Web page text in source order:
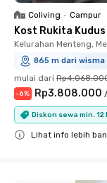
Coliving • Campur
Kost Rukita
Kelurahan Menteng,
865 m dari
mulai dari
-6% Rp3.808.000
Diskon sewa min. 12
Lihat info lebih